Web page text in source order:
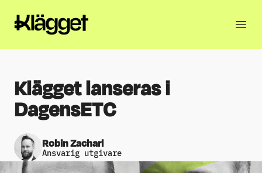
Klägget lanseras i
DagensETC
Robin Zachari
Ansvarig utgivare